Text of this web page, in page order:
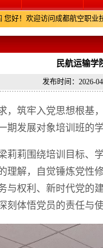
您好！欢迎访问成都航空职业
民航运输学
发布时间：2026-
，筑牢入党思想根基
期发展对象培训班的
莉莉围绕培训目标、
理解，自觉锤炼党性
与权利、新时代党的
刻体悟党员的责任与